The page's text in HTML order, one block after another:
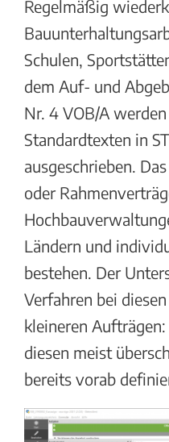
Regelmäßig
Schulen,
dem Auf- und
Nr. 4 VOB/A
Standardtexten in
ausgeschrieben.
oder
Ländern und
bestehen. Der
Verfahren bei
kleineren
diesen meist
bereits vorab